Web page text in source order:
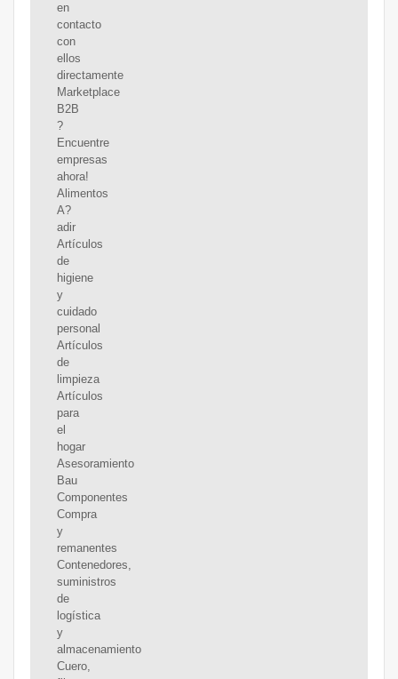
en
contacto
con
ellos
directamente
Marketplace
B2B
?
Encuentre
empresas
ahora!
Alimentos
A?
adir
Artículos
de
higiene
y
cuidado
personal
Artículos
de
limpieza
Artículos
para
el
hogar
Asesoramiento
Bau
Componentes
Compra
y
remanentes
Contenedores,
suministros
de
logística
y
almacenamiento
Cuero,